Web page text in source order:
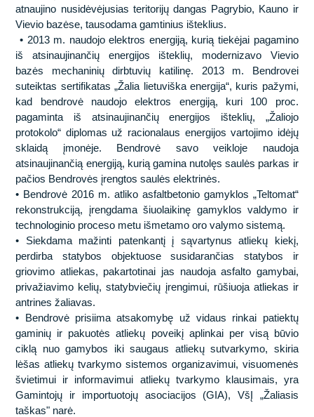
Statybinės medžiagos
Laboratorija
Mechanizacijos paslaugos
atnaujino nusidėvėjusias teritorijų dangas Pagrybio, Kauno ir
Vievio bazėse, tausodama gamtinius išteklius.
• 2013 m. naudojo elektros energiją, kurią tiekėjai pagamino
iš atsinaujinančių energijos išteklių, modernizavo Vievio
bazės mechaninių dirbtuvių katilinę. 2013 m. Bendrovei
suteiktas sertifikatas „Žalia lietuviška energija“, kuris pažymi,
kad bendrovė naudojo elektros energiją, kuri 100 proc.
pagaminta iš atsinaujinančių energijos išteklių, „Žaliojo
protokolo“ diplomas už racionalaus energijos vartojimo idėjų
sklaidą įmonėje. Bendrovė savo veikloje naudoja
atsinaujinančią energiją, kurią gamina nutolęs saulės parkas ir
pačios Bendrovės įrengtos saulės elektrinės.
• Bendrovė 2016 m. atliko asfaltbetonio gamyklos „Teltomat“
rekonstrukciją, įrengdama šiuolaikinę gamyklos valdymo ir
technologinio proceso metu išmetamo oro valymo sistemą.
• Siekdama mažinti patenkantį į sąvartynus atliekų kiekį,
perdirba statybos objektuose susidarančias statybos ir
griovimo atliekas, pakartotinai jas naudoja asfalto gamybai,
privažiavimo kelių, statybviečių įrengimui, rūšiuoja atliekas ir
antrines žaliavas.
• Bendrovė prisiima atsakomybę už vidaus rinkai patiektų
gaminių ir pakuotės atliekų poveikį aplinkai per visą būvio
ciklą nuo gamybos iki saugaus atliekų sutvarkymo, skiria
lėšas atliekų tvarkymo sistemos organizavimui, visuomenės
švietimui ir informavimui atliekų tvarkymo klausimais, yra
Gamintojų ir importuotojų asociacijos (GIA), VšĮ „Žaliasis
taškas" narė.